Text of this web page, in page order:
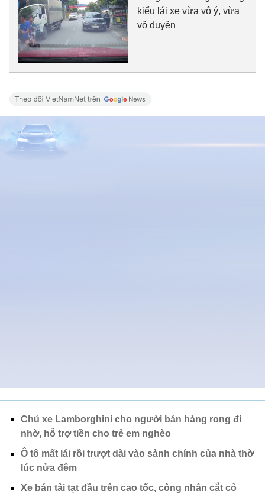
kiểu lái xe vừa vô ý, vừa
vô duyên
Chủ xe Lamborghini cho người bán hàng rong đi
nhờ, hỗ trợ tiền cho trẻ em nghèo
Ô tô mất lái rồi trượt dài vào sảnh chính của nhà thờ
lúc nửa đêm
Xe bán tải tạt đầu trên cao tốc, công nhân cắt cỏ